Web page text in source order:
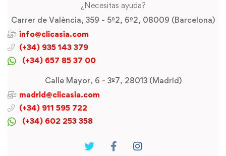
¿Necesitas ayuda?
Carrer de València, 359 - 5º2, 6º2, 08009 (Barcelona)
info@clicasia.com
(+34) 935 143 379
(+34) 657 85 37 00
Calle Mayor, 6 - 3º7, 28013 (Madrid)
madrid@clicasia.com
(+34) 911 595 722
(+34) 602 253 358